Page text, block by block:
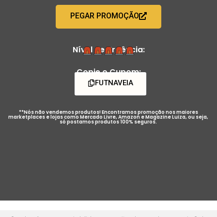
PEGAR PROMOÇÃO
Nível de Urgência:
Copie o Cupom:
FUTNAVEIA
**Nós não vendemos produtos! Encontramos promoção nos maiores
marketplaces e lojas como Mercado Livre, Amazon e Magazine Luiza, ou seja,
só postamos produtos 100% seguros.